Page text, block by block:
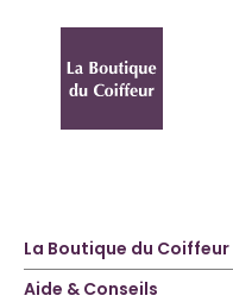
La Boutique du Coiffeur
Aide & Conseils